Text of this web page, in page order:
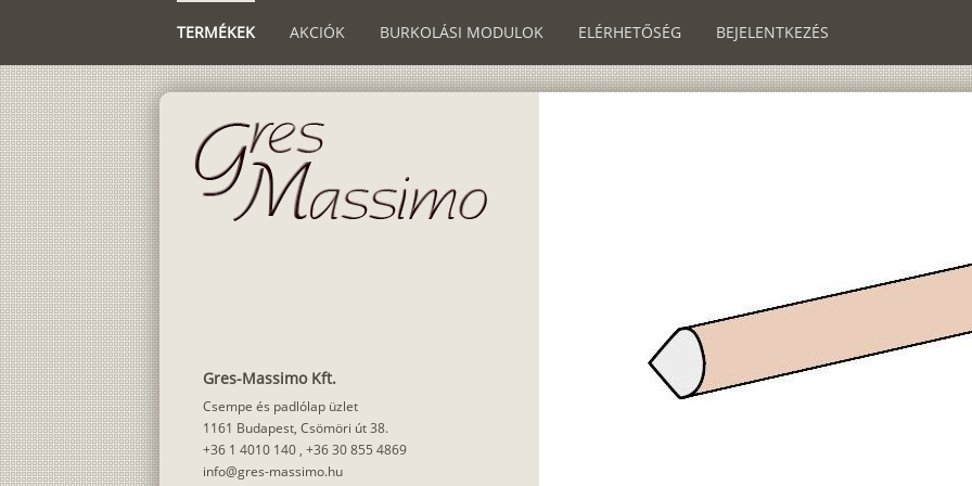
TERMÉKEK AKCIÓK BURKOLÁSI MODULOK ELÉRHETŐSÉG BEJELENTKEZÉS
Gres-Massimo Kft.
Csempe és padlólap üzlet
1161 Budapest, Csömöri út 38.
+36 1 4010 140 , +36 30 855 4869
info@gres-massimo.hu